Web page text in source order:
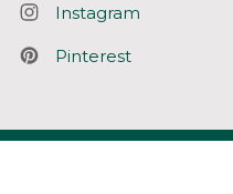
Instagram
Pinterest